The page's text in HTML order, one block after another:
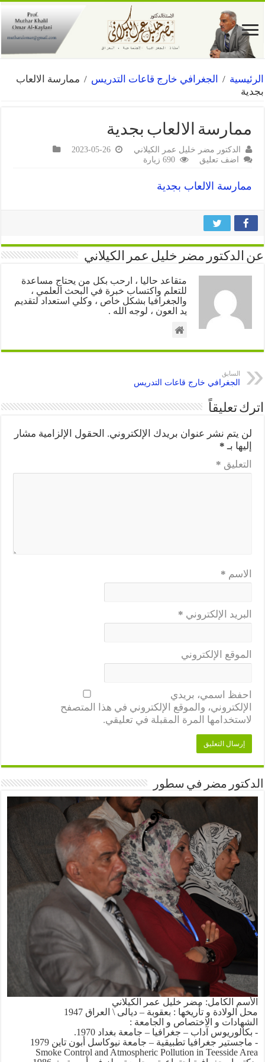
الرئيسية / الجغرافي خارج قاعات التدريس / ممارسة الالعاب
بجدية
ممارسة الالعاب بجدية
الدكتور مضر خليل عمر الكيلاني
2023-05-26
اضف تعليق
690 زيارة
ممارسة الالعاب بجدية
عن الدكتور مضر خليل عمر الكيلاني
متقاعد حاليا ، ارحب بكل من يحتاج مساعدة
للتعلم واكتساب خبرة في البحث العلمي ،
والجغرافيا بشكل خاص ، وكلي استعداد لتقديم
يد العون ، لوجه الله .
السابق
الجغرافي خارج قاعات التدريس
اترك تعليقاً
لن يتم نشر عنوان بريدك الإلكتروني. الحقول الإلزامية مشار
إليها بـ *
التعليق *
الاسم *
البريد الإلكتروني *
الموقع الإلكتروني
احفظ اسمي، بريدي
الإلكتروني، والموقع الإلكتروني في هذا المتصفح
لاستخدامها المرة المقبلة في تعليقي.
الدكتور مضر في سطور
الأسم الكامل: مضر خليل عمر الكيلاني
محل الولادة و تأريخها : بعقوبة – ديالى \ العراق 1947
الشهادات و الاختصاص و الجامعة :
- بكالوريوس آداب – جغرافيا – جامعة بغداد 1970.
- ماجستير جغرافيا تطبيقية – جامعة نيوكاسل أبون تاين 1979
Smoke Control and Atmospheric Pollution in Teesside Area